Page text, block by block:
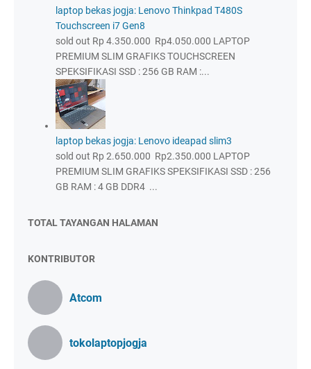
laptop bekas jogja: Lenovo Thinkpad T480S
Touchscreen i7 Gen8
sold out Rp 4.350.000 Rp4.050.000 LAPTOP
PREMIUM SLIM GRAFIKS TOUCHSCREEN
SPEKSIFIKASI SSD : 256 GB RAM :...
laptop bekas jogja: Lenovo ideapad slim3
sold out Rp 2.650.000 Rp2.350.000 LAPTOP
PREMIUM SLIM GRAFIKS SPEKSIFIKASI SSD : 256
GB RAM : 4 GB DDR4 ...
TOTAL TAYANGAN HALAMAN
KONTRIBUTOR
Atcom
tokolaptopjogja